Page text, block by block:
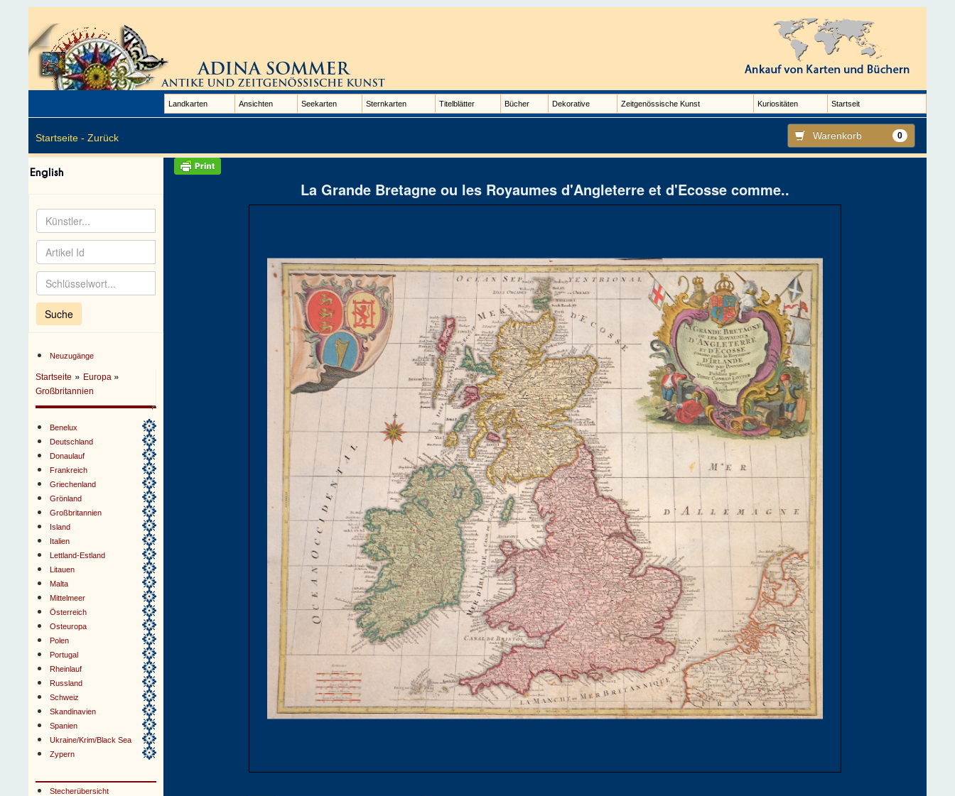
Landkarten Ansichten Seekarten Sternkarten Titelblätter Bücher Dekorative Zeitgenössische Kunst Kuriositäten Startseit
Startseite - Zurück Warenkorb 0
Neuzugänge
Startseite » Europa »
Großbritannien
Benelux
Deutschland
Donaulauf
Frankreich
Griechenland
Grönland
Großbritannien
Island
Italien
Lettland-Estland
Litauen
Malta
Mittelmeer
Österreich
Osteuropa
Polen
Portugal
Rheinlauf
Russland
Schweiz
Skandinavien
Spanien
Ukraine/Krim/Black Sea
Zypern
Stecherübersicht
La Grande Bretagne ou les Royaumes d'Angleterre et d'Ecosse comme..